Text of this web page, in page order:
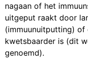
nagaan of het
uitgeput raakt door
(immuunuitputting) of
kwetsbaarder is (dit
genoemd).